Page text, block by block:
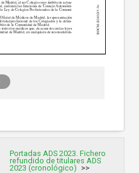
Portadas ADS 2023. Fichero
refundido de titulares ADS
2023 (cronológico)